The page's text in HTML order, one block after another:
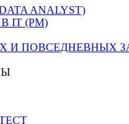
ANALYST)
IT (PM)
И ПОВСЕДНЕВНЫХ